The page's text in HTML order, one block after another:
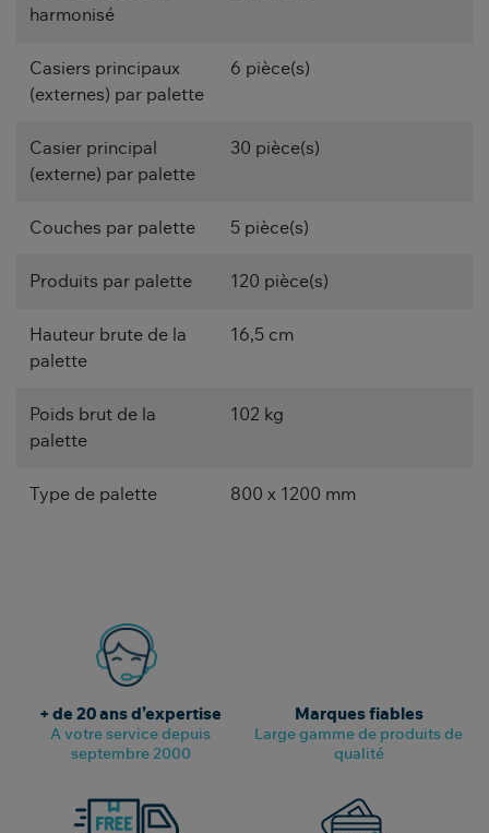
harmonisé
Casiers principaux
(externes) par palette
6 pièce(s)
Casier principal
(externe) par palette
30 pièce(s)
Couches par palette 5 pièce(s)
Produits par palette 120 pièce(s)
Hauteur brute de la
palette
16,5 cm
Poids brut de la
palette
102 kg
Type de palette 800 x 1200 mm
+ de 20 ans d’expertise
A votre service depuis
septembre 2000
Marques fiables
Large gamme de produits de
qualité